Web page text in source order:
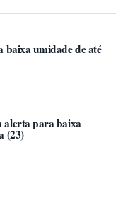
umidade de até
alerta para baixa
(23)